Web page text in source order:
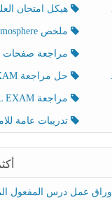
هيكل امتحان العلوم
ملخص Effect of Atmosphere حسب الهيكل الوزاري العلوم المتكاملة الصف الخامس انسبير الفصل الثالث
مراجعة صفحات الهيكل
حل مراجعة FINAL EXAMاللغة الإنجليزية الصف الخامس الفصل الثالث
مراجعة FINAL EXAMاللغة الإنجليزية الصف الخامس الفصل الثالث
تدريبات عامة
أوراق عمل درس المفعول